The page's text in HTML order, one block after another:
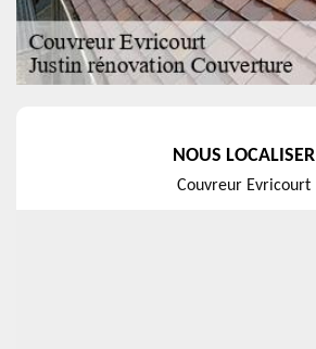
NOUS LOCALISER
Couvreur Evricourt